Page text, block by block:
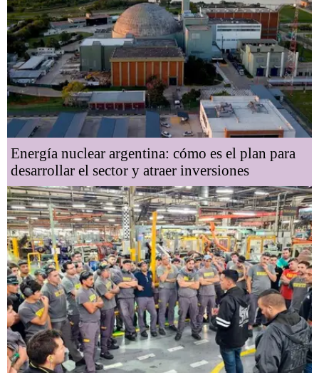
Energía nuclear argentina: cómo es el plan para
desarrollar el sector y atraer inversiones